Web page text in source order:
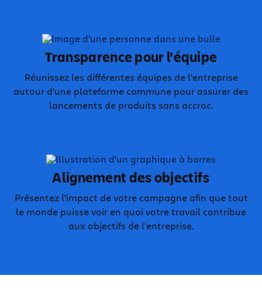
Transparence pour l'équipe
Réunissez les différentes équipes de l'entreprise
autour d'une plateforme commune pour assurer des
lancements de produits sans accroc.
Alignement des objectifs
Présentez l'impact de votre campagne afin que tout
le monde puisse voir en quoi votre travail contribue
aux objectifs de l'entreprise.